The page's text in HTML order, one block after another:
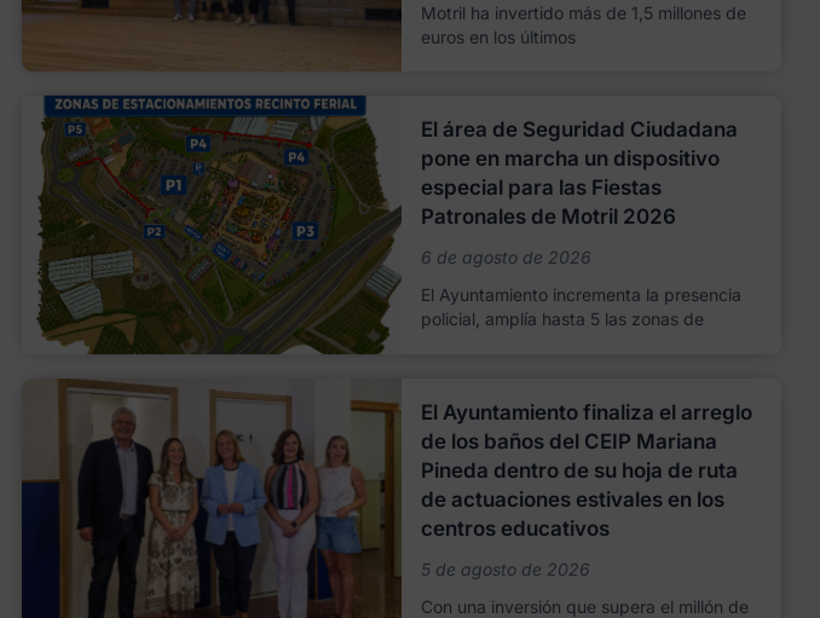
Motril ha invertido más de 1,5 millones de
euros en los últimos
El área de Seguridad Ciudadana
pone en marcha un dispositivo
especial para las Fiestas
Patronales de Motril 2026
6 de agosto de 2026
El Ayuntamiento incrementa la presencia
policial, amplía hasta 5 las zonas de
El Ayuntamiento finaliza el arreglo
de los baños del CEIP Mariana
Pineda dentro de su hoja de ruta
de actuaciones estivales en los
centros educativos
5 de agosto de 2026
Con una inversión que supera el millón de